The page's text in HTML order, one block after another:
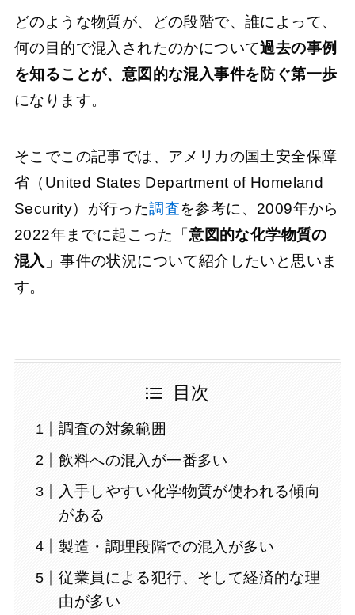
どのような物質が、どの段階で、誰によって、
何の目的で混入されたのかについて過去の事例
を知ることが、意図的な混入事件を防ぐ第一歩
になります。
そこでこの記事では、アメリカの国土安全保障
省（United States Department of Homeland
Security）が行った調査を参考に、2009年から
2022年までに起こった「意図的な化学物質の
混入 」事件の状況について紹介したいと思いま
す。
目次
調査の対象範囲
飲料への混入が一番多い
入手しやすい化学物質が使われる傾向
がある
製造・調理段階での混入が多い
従業員による犯行、そして経済的な理
由が多い